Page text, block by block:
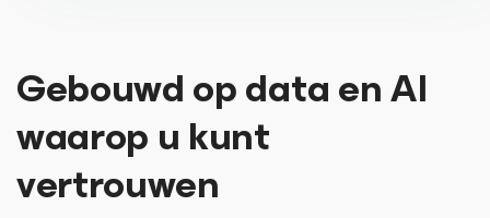
Gebouwd op data en AI
waarop u kunt
vertrouwen